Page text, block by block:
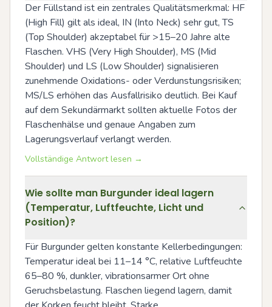
Der Füllstand ist ein zentrales Qualitätsmerkmal: HF
(High Fill) gilt als ideal, IN (Into Neck) sehr gut, TS
(Top Shoulder) akzeptabel für >15–20 Jahre alte
Flaschen. VHS (Very High Shoulder), MS (Mid
Shoulder) und LS (Low Shoulder) signalisieren
zunehmende Oxidations- oder Verdunstungsrisiken;
MS/LS erhöhen das Ausfallrisiko deutlich. Bei Kauf
auf dem Sekundärmarkt sollten aktuelle Fotos der
Flaschenhälse und genaue Angaben zum
Lagerungsverlauf verlangt werden.
Vollständige Antwort lesen →
Wie sollte man Burgunder ideal lagern
(Temperatur, Luftfeuchte, Licht und
Position)?
Für Burgunder gelten konstante Kellerbedingungen:
Temperatur ideal bei 11–14 °C, relative Luftfeuchte
65–80 %, dunkler, vibrationsarmer Ort ohne
Geruchsbelastung. Flaschen liegend lagern, damit